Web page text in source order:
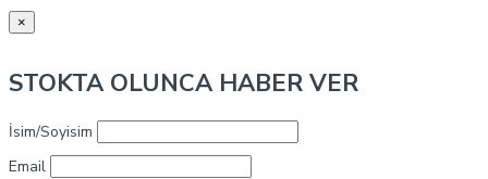
×
STOKTA OLUNCA HABER VER
İsim/Soyisim
Email